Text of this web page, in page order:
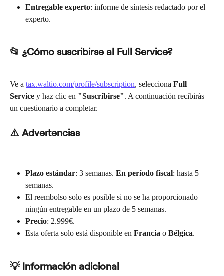
Entregable experto: informe de síntesis redactado por el
experto.
📂 ¿Cómo suscribirse al Full Service?
Ve a tax.waltio.com/profile/subscription, selecciona Full
Service y haz clic en "Suscribirse". A continuación recibirás
un cuestionario a completar.
⚠️ Advertencias
Plazo estándar: 3 semanas. En período fiscal: hasta 5
semanas.
El reembolso solo es posible si no se ha proporcionado
ningún entregable en un plazo de 5 semanas.
Precio: 2.999€.
Esta oferta solo está disponible en Francia o Bélgica.
💡 Información adicional